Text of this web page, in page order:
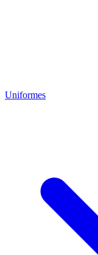
Uniformes